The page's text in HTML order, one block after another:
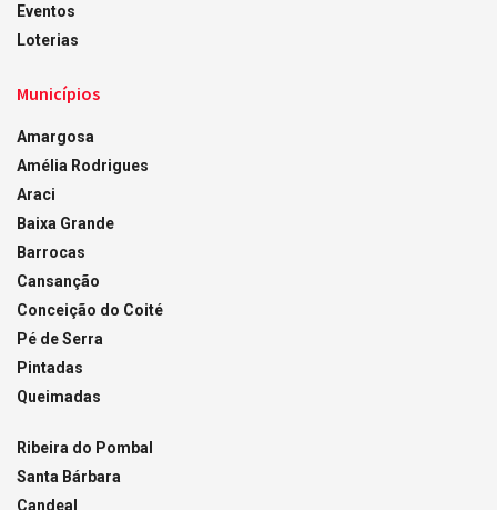
Eventos
Loterias
Municípios
Amargosa
Amélia Rodrigues
Araci
Baixa Grande
Barrocas
Cansanção
Conceição do Coité
Pé de Serra
Pintadas
Queimadas
Ribeira do Pombal
Santa Bárbara
Candeal